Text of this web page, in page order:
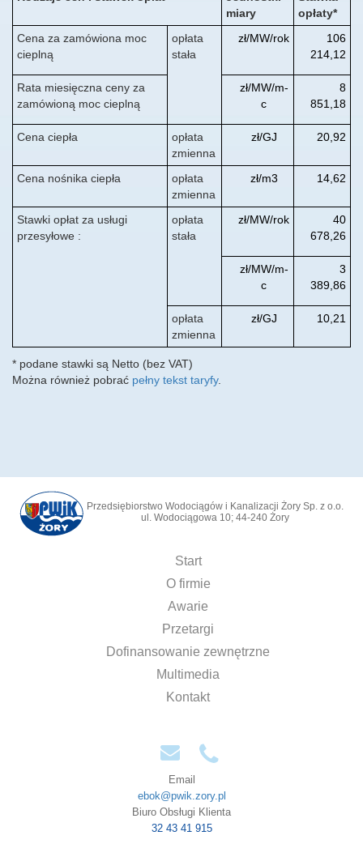
miary
opłaty*
Cena za zamówiona moc
cieplną
opłata
stała
zł/MW/rok
106
214,12
Rata miesięczna ceny za
zamówioną moc cieplną
zł/MW/m-
c
8
851,18
Cena ciepła
opłata
zmienna
zł/GJ 20,92
Cena nośnika ciepła
opłata
zmienna
zł/m3 14,62
Stawki opłat za usługi
przesyłowe :
opłata
stała
zł/MW/rok
40
678,26
zł/MW/m-
c
3
389,86
opłata
zmienna
zł/GJ 10,21
* podane stawki są Netto (bez VAT)
Można również pobrać pełny tekst taryfy.
Przedsiębiorstwo Wodociągów i Kanalizacji Żory Sp. z o.o.
ul. Wodociągowa 10; 44-240 Żory
Start
O firmie
Awarie
Przetargi
Dofinansowanie zewnętrzne
Multimedia
Kontakt
Email
ebok@pwik.zory.pl
Biuro Obsługi Klienta
32 43 41 915